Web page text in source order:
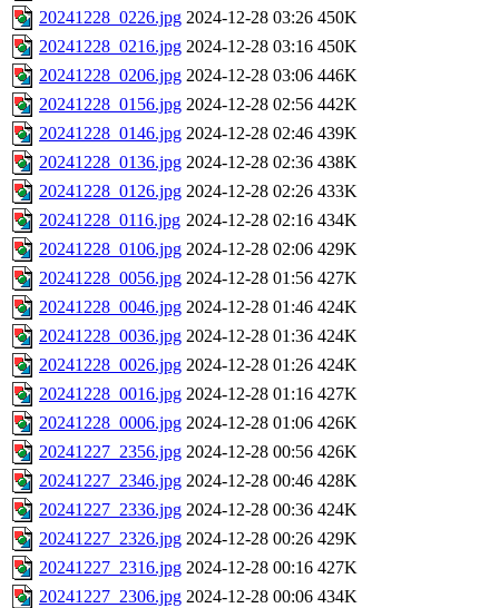
20241228_0226.jpg 2024-12-28 03:26 450K
20241228_0216.jpg 2024-12-28 03:16 450K
20241228_0206.jpg 2024-12-28 03:06 446K
20241228_0156.jpg 2024-12-28 02:56 442K
20241228_0146.jpg 2024-12-28 02:46 439K
20241228_0136.jpg 2024-12-28 02:36 438K
20241228_0126.jpg 2024-12-28 02:26 433K
20241228_0116.jpg 2024-12-28 02:16 434K
20241228_0106.jpg 2024-12-28 02:06 429K
20241228_0056.jpg 2024-12-28 01:56 427K
20241228_0046.jpg 2024-12-28 01:46 424K
20241228_0036.jpg 2024-12-28 01:36 424K
20241228_0026.jpg 2024-12-28 01:26 424K
20241228_0016.jpg 2024-12-28 01:16 427K
20241228_0006.jpg 2024-12-28 01:06 426K
20241227_2356.jpg 2024-12-28 00:56 426K
20241227_2346.jpg 2024-12-28 00:46 428K
20241227_2336.jpg 2024-12-28 00:36 424K
20241227_2326.jpg 2024-12-28 00:26 429K
20241227_2316.jpg 2024-12-28 00:16 427K
20241227_2306.jpg 2024-12-28 00:06 434K